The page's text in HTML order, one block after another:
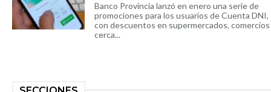
Banco Provincia lanzó en enero una serie de
promociones para los usuarios de Cuenta DNI,
con descuentos en supermercados,
cerca...